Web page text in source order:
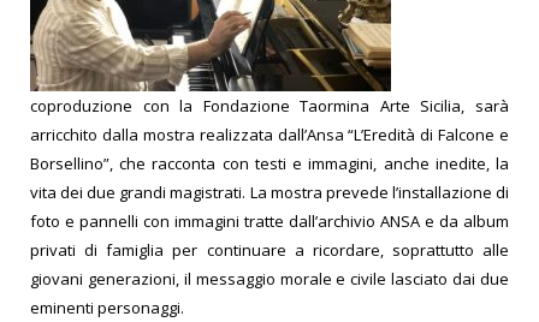
coproduzione con la Fondazione Taormina Arte Sicilia, sarà
arricchito dalla mostra realizzata dall’Ansa “L’Eredità di Falcone e
Borsellino”, che racconta con testi e immagini, anche inedite, la
vita dei due grandi magistrati. La mostra prevede l’installazione di
foto e pannelli con immagini tratte dall’archivio ANSA e da album
privati di famiglia per continuare a ricordare, soprattutto alle
giovani generazioni, il messaggio morale e civile lasciato dai due
eminenti personaggi.